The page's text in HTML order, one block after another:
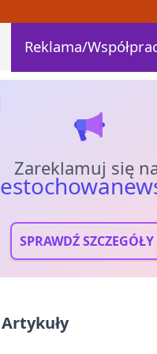
Reklama/
Zareklamuj się
SPRAWDŹ SZCZEGÓŁY